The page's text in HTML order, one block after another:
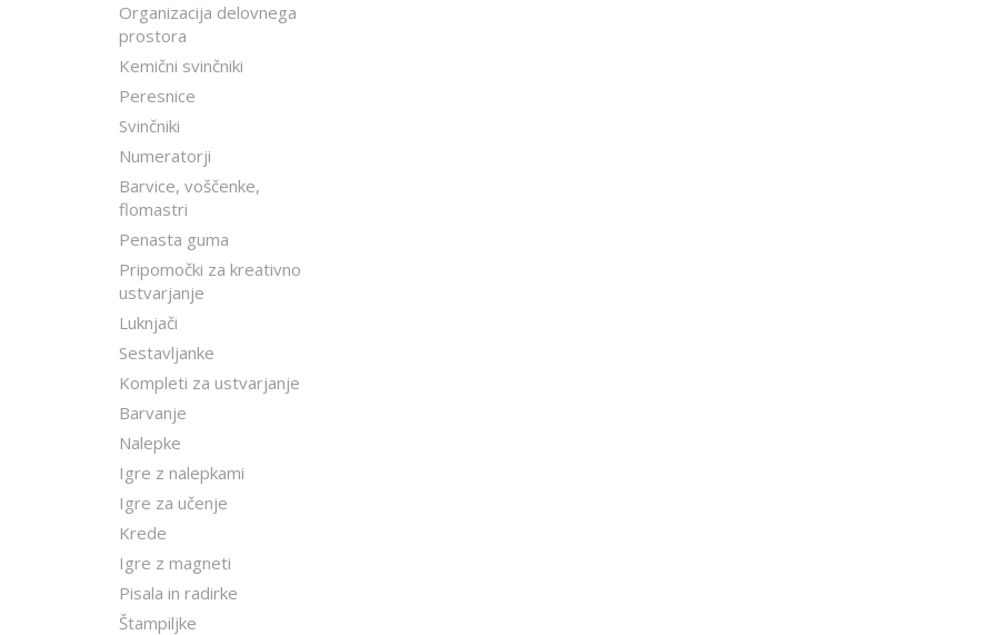
Organizacija delovnega
prostora
Kemični svinčniki
Peresnice
Svinčniki
Numeratorji
Barvice, voščenke,
flomastri
Penasta guma
Pripomočki za kreativno
ustvarjanje
Luknjači
Sestavljanke
Kompleti za ustvarjanje
Barvanje
Nalepke
Igre z nalepkami
Igre za učenje
Krede
Igre z magneti
Pisala in radirke
Štampiljke